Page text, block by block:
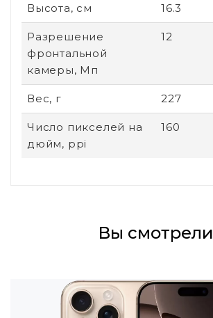
Высота, см 16.3
Разрешение
фронтальной
камеры, Мп
12
Вес, г 227
Число пикселей на
дюйм, ppi
160
Вы смотрели